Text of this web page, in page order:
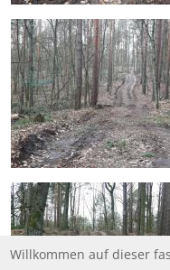
Willkommen auf dieser